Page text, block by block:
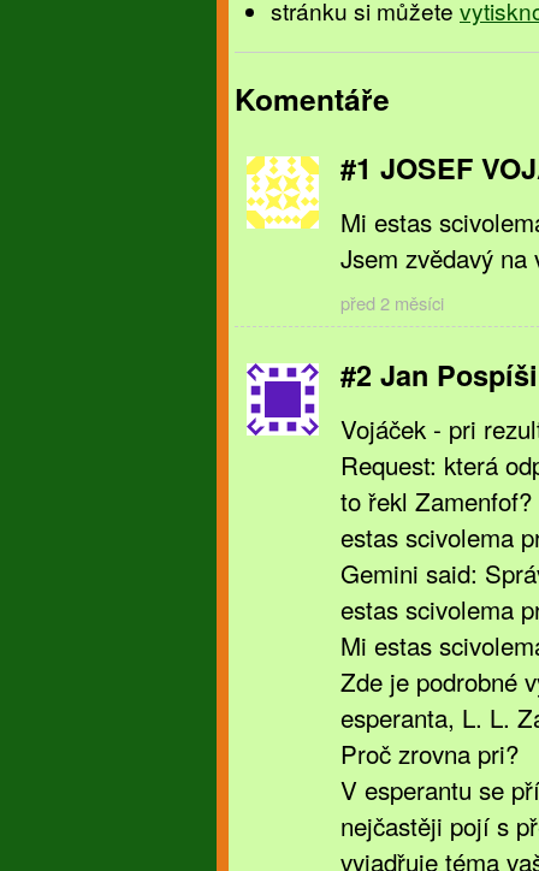
stránku si můžete
Komentáře
#1 JOSEF
Mi estas
Jsem zvědavý na
před 2 měsíci
#2 Jan
Vojáček - pri
Request: která
to řekl
estas scivolema
Gemini said:
estas scivolema
Mi estas
Zde je podrobné
esperanta, L. L.
Proč zrovna pri?
V esperantu se
nejčastěji pojí s
vyjadřuje téma